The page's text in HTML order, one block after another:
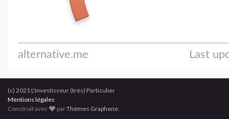
(c) 2021 L'Investisseur (très) Particulier
Mentions légales
Construit avec
parThèmes Graphene